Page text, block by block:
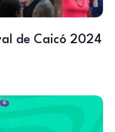
de Caicó 2024